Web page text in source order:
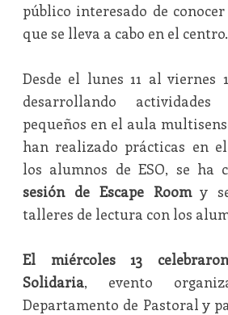
público interesado de
que se lleva a cabo en el centro.
Desde el lunes 11 al viernes
desarrollando
pequeños en el aula
han realizado prácticas en
los alumnos de ESO, se ha
sesión de Escape Roomy
talleres de lectura con los
El miércoles 13
Solidaria, evento
Departamento de Pastoral y